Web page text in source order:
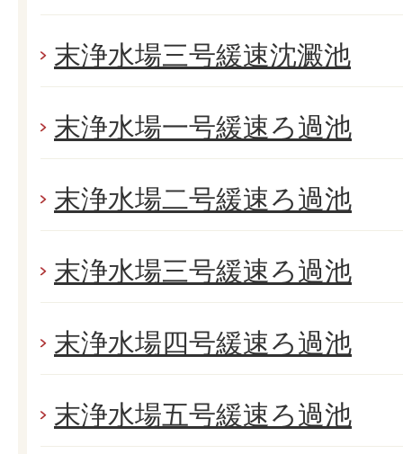
末浄水場三号緩速沈澱池
末浄水場一号緩速ろ過池
末浄水場二号緩速ろ過池
末浄水場三号緩速ろ過池
末浄水場四号緩速ろ過池
末浄水場五号緩速ろ過池